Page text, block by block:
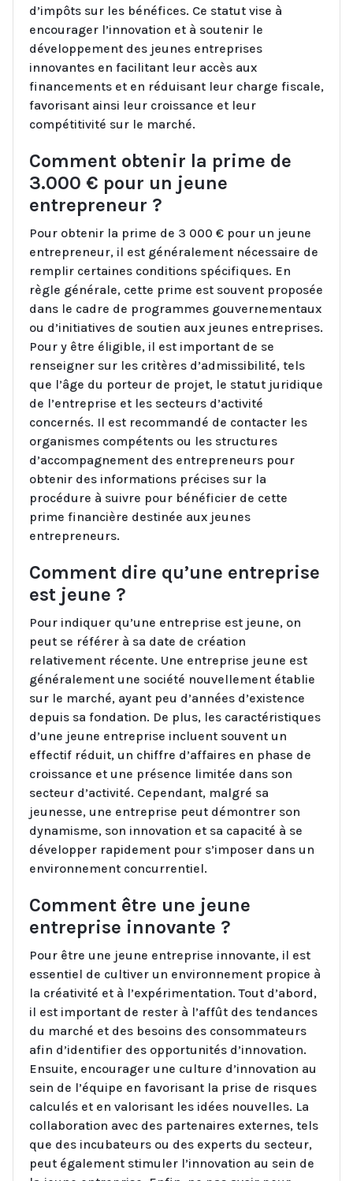
d’impôts sur les bénéfices. Ce statut vise à
encourager l’innovation et à soutenir le
développement des jeunes entreprises
innovantes en facilitant leur accès aux
financements et en réduisant leur charge fiscale,
favorisant ainsi leur croissance et leur
compétitivité sur le marché.
Comment obtenir la prime de
3.000 € pour un jeune
entrepreneur ?
Pour obtenir la prime de 3 000 € pour un jeune
entrepreneur, il est généralement nécessaire de
remplir certaines conditions spécifiques. En
règle générale, cette prime est souvent proposée
dans le cadre de programmes gouvernementaux
ou d’initiatives de soutien aux jeunes entreprises.
Pour y être éligible, il est important de se
renseigner sur les critères d’admissibilité, tels
que l’âge du porteur de projet, le statut juridique
de l’entreprise et les secteurs d’activité
concernés. Il est recommandé de contacter les
organismes compétents ou les structures
d’accompagnement des entrepreneurs pour
obtenir des informations précises sur la
procédure à suivre pour bénéficier de cette
prime financière destinée aux jeunes
entrepreneurs.
Comment dire qu’une entreprise
est jeune ?
Pour indiquer qu’une entreprise est jeune, on
peut se référer à sa date de création
relativement récente. Une entreprise jeune est
généralement une société nouvellement établie
sur le marché, ayant peu d’années d’existence
depuis sa fondation. De plus, les caractéristiques
d’une jeune entreprise incluent souvent un
effectif réduit, un chiffre d’affaires en phase de
croissance et une présence limitée dans son
secteur d’activité. Cependant, malgré sa
jeunesse, une entreprise peut démontrer son
dynamisme, son innovation et sa capacité à se
développer rapidement pour s’imposer dans un
environnement concurrentiel.
Comment être une jeune
entreprise innovante ?
Pour être une jeune entreprise innovante, il est
essentiel de cultiver un environnement propice à
la créativité et à l’expérimentation. Tout d’abord,
il est important de rester à l’affût des tendances
du marché et des besoins des consommateurs
afin d’identifier des opportunités d’innovation.
Ensuite, encourager une culture d’innovation au
sein de l’équipe en favorisant la prise de risques
calculés et en valorisant les idées nouvelles. La
collaboration avec des partenaires externes, tels
que des incubateurs ou des experts du secteur,
peut également stimuler l’innovation au sein de